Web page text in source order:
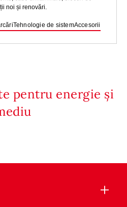
noi și renovări.
Tehnologie de sistemAccesorii
pentru energie și